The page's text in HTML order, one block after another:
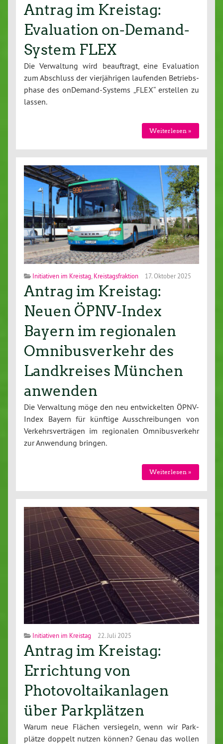
Antrag im Kreistag:
Evaluation on-Demand-
System FLEX
Die Ver­wal­tung wird be­auf­tragt, eine Eva­lua­ti­on
zum Abschluss der vier­jäh­ri­gen laufenden Be­triebs­
pha­se des on­De­mand-Sys­tems „FLEX“ erstellen zu
lassen.
Wei­ter­le­sen »
Initiativen im Kreistag, Kreistagsfraktion 17. Oktober 2025
Antrag im Kreistag:
Neuen ÖPNV-Index
Bayern im regionalen
Omnibusverkehr des
Landkreises München
anwenden
Die Ver­wal­tung möge den neu ent­wi­ckel­ten ÖPNV-
In­dex Bayern für künftige Aus­schrei­bun­gen von
Ver­kehrs­ver­trä­gen im re­gio­na­len Om­ni­bus­ver­kehr
zur Anwendung bringen.
Wei­ter­le­sen »
Initiativen im Kreistag 22. Juli 2025
Antrag im Kreistag:
Errichtung von
Photovoltaikanlagen
über Parkplätzen
Warum neue Flächen ver­sie­geln, wenn wir Park­
plät­ze doppelt nutzen können? Genau das wollen